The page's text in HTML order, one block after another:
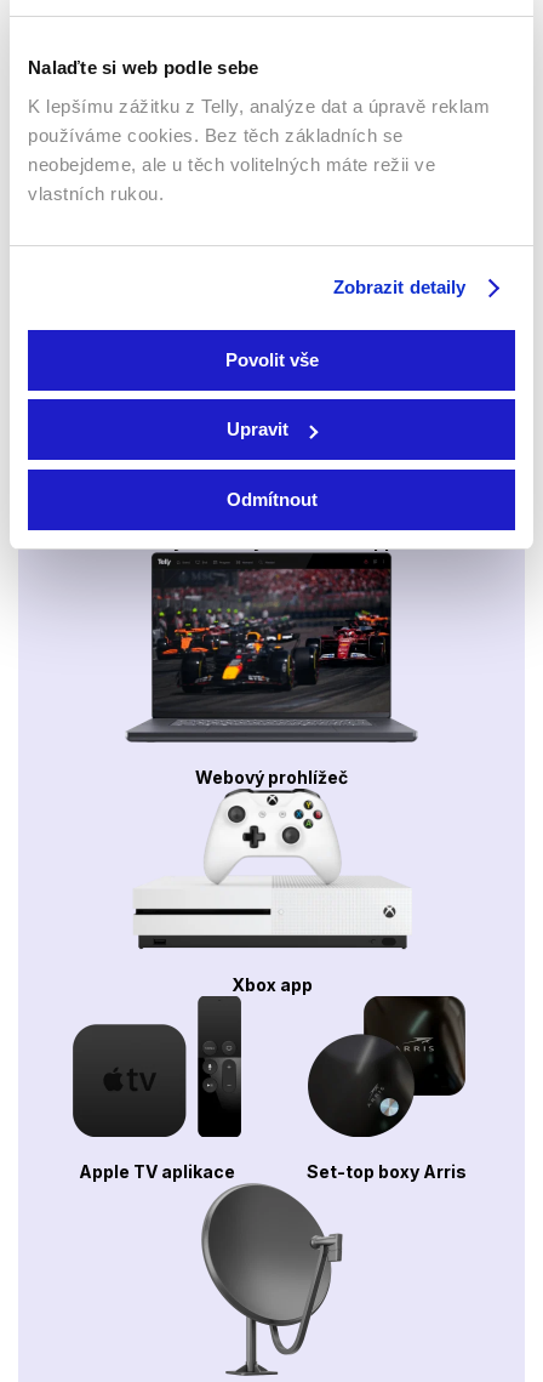
Nalaďte si web podle sebe
K lepšímu zážitku z Telly, analýze dat a úpravě reklam
používáme cookies. Bez těch základních se
neobejdeme, ale u těch volitelných máte režii ve
vlastních rukou.
Zobrazit detaily
Povolit vše
Upravit
Odmítnout
Smart TV - Android, Google, Samsung, LG, VIDAA
Webový prohlížeč
Xbox app
Apple TV aplikace Set-top boxy Arris